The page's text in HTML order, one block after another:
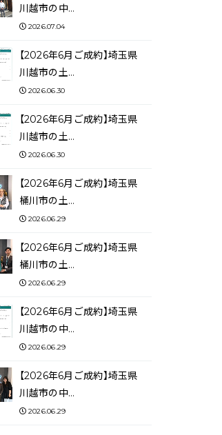
川越市の中…
2026.07.04
【2026年6月ご成約】埼玉県
川越市の土…
2026.06.30
【2026年6月ご成約】埼玉県
川越市の土…
2026.06.30
【2026年6月ご成約】埼玉県
桶川市の土…
2026.06.29
【2026年6月ご成約】埼玉県
桶川市の土…
2026.06.29
【2026年6月ご成約】埼玉県
川越市の中…
2026.06.29
【2026年6月ご成約】埼玉県
川越市の中…
2026.06.29